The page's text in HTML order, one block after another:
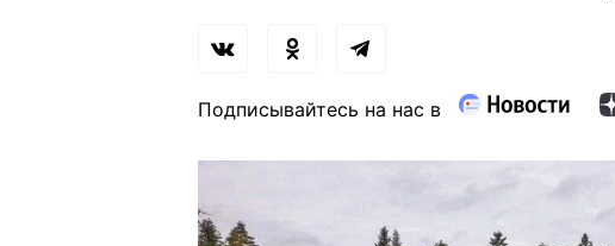
Подписывайтесь на нас в